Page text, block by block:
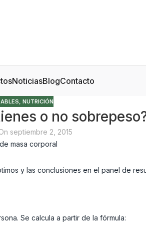
NoticiasBlogContacto
, NUTRICIÓN
o no
septiembre 2, 2015
y las conclusiones en el panel de
Se calcula a partir de la fórmula: